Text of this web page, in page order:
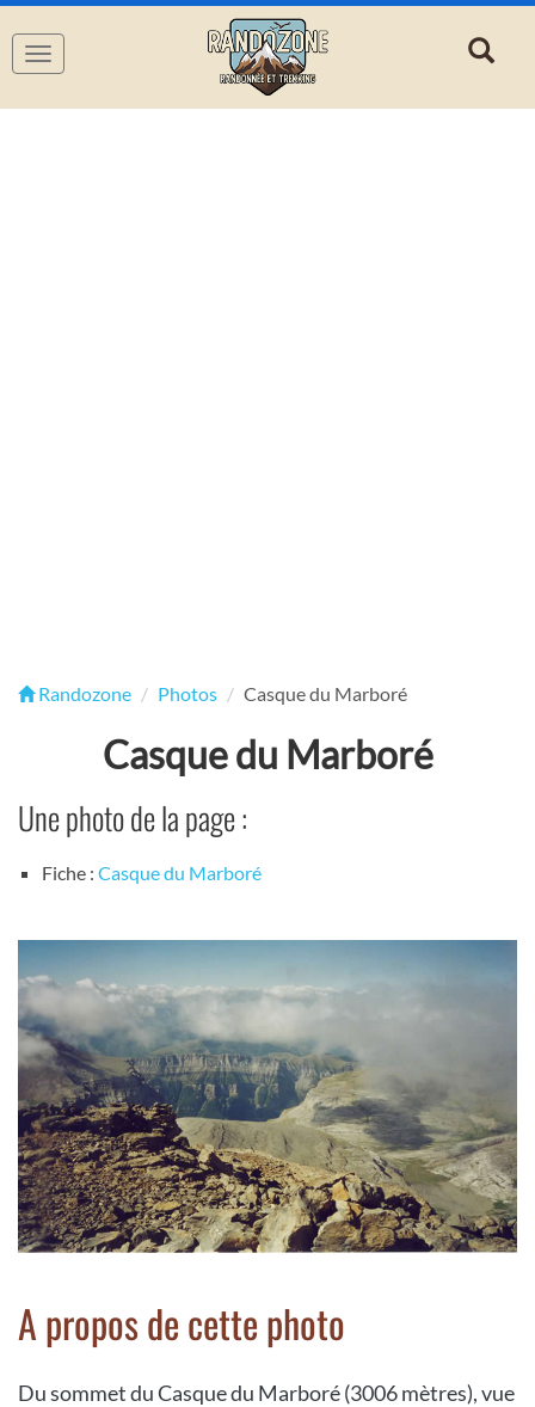
Navigation
Randozone Photos Casque du Marboré
Casque du Marboré
Une photo de la page :
Fiche : Casque du Marboré
A propos de cette photo
Du sommet du Casque du Marboré (3006 mètres), vue